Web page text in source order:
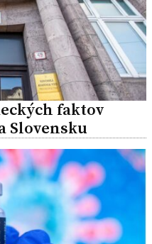
faktov
Slovensku